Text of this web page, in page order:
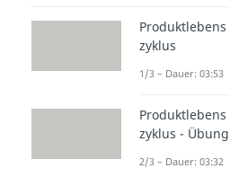
Produktlebens
zyklus
1/3 – Dauer: 03:53
Produktlebens
zyklus - Übung
2/3 – Dauer: 03:32